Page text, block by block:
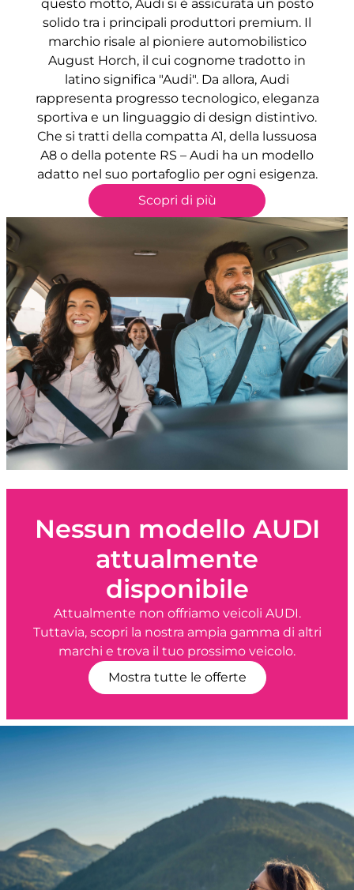
questo motto, Audi si è assicurata un posto
solido tra i principali produttori premium. Il
marchio risale al pioniere automobilistico
August Horch, il cui cognome tradotto in
latino significa "Audi". Da allora, Audi
rappresenta progresso tecnologico, eleganza
sportiva e un linguaggio di design distintivo.
Che si tratti della compatta A1, della lussuosa
A8 o della potente RS – Audi ha un modello
adatto nel suo portafoglio per ogni esigenza.
Scopri di più
Nessun modello AUDI
attualmente
disponibile
Attualmente non offriamo veicoli AUDI.
Tuttavia, scopri la nostra ampia gamma di altri
marchi e trova il tuo prossimo veicolo.
Mostra tutte le offerte